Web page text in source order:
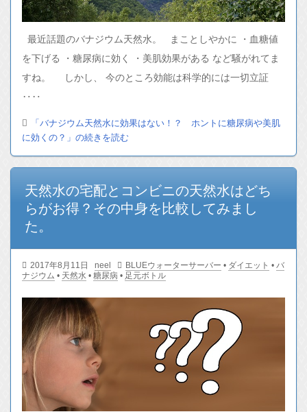
最近話題のバナジウム天然水。 まことしやかに ・血糖値
を下げる ・糖尿病に効く ・美肌効果がある など騒がれてま
すね。 しかし、 今のところ効能は科学的には一切立証
‥‥
「バナジウム天然水に効果はない！？ ホントに糖尿病や美肌
に効くの？」の続きを読む
天然水の宅配とコンビニの天然水はどち
らがお得？その中身を比較してみまし
た。
2017年8月11日 neel BLUEウォーターサーバー • ダイエット • バ
ナジウム • 天然水 • 糖尿病 • 足元ボトル